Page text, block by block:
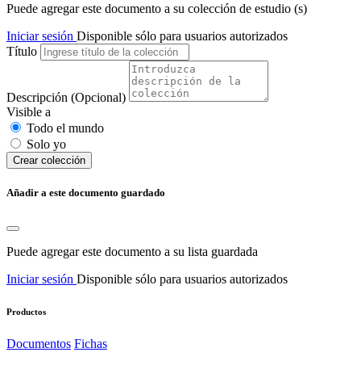
Puede agregar este documento a su colección de estudio (s)
Iniciar sesión Disponible sólo para usuarios autorizados
Título
Descripción (Opcional)
Visible a
Todo el mundo
Solo yo
Сrear colección
Añadir a este documento guardado
Puede agregar este documento a su lista guardada
Iniciar sesión Disponible sólo para usuarios autorizados
Productos
Documentos Fichas